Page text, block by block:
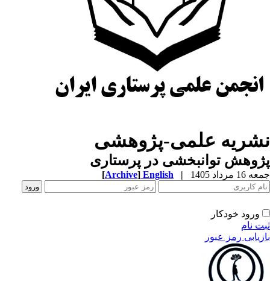
علمی-پژوهشی
توانبخشی در پرستاری
مرداد 1405 |
English
[Archive]
ورود خودکار
نام
رمز عبور